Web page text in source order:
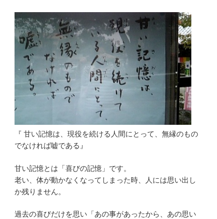
『 甘い記憶は、現役を続ける人間にとって、無縁のもの
でなければ嘘である』
甘い記憶とは「喜びの記憶」です。
老い、体が動かなくなってしまった時、人には思い出し
か残りません。
過去の喜びだけを思い「あの事があったから、あの思い